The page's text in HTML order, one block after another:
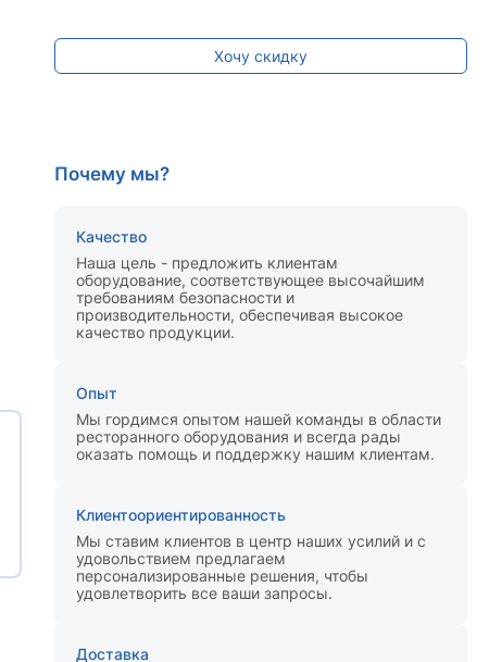
Хочу скидку
Почему мы?
Качество
Наша цель - предложить клиентам
оборудование, соответствующее высочайшим
требованиям безопасности и
производительности, обеспечивая высокое
качество продукции.
Опыт
Мы гордимся опытом нашей команды в области
ресторанного оборудования и всегда рады
оказать помощь и поддержку нашим клиентам.
Клиентоориентированность
Мы ставим клиентов в центр наших усилий и с
удовольствием предлагаем
персонализированные решения, чтобы
удовлетворить все ваши запросы.
Доставка